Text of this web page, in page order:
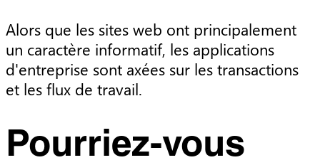
Alors que les sites web ont principalement
un caractère informatif, les applications
d'entreprise sont axées sur les transactions
et les flux de travail.
Pourriez-vous